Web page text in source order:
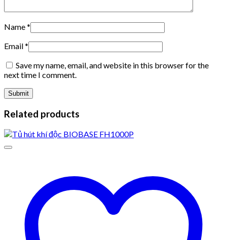
Name*
Email*
Save my name, email, and website in this browser for the
next time I comment.
Related products